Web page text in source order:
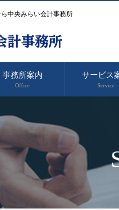
中央みらい会計事務所
事務所案内
Office
サービス
Service